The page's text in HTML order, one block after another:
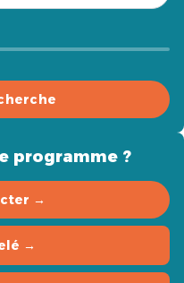
programme ?
→
→